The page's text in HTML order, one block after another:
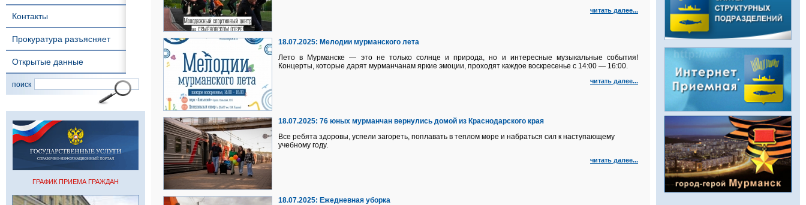
Контакты
Прокуратура разъясняет
Открытые данные
поиск
ГРАФИК ПРИЕМА ГРАЖДАН
читать далее...
18.07.2025: Мелодии мурманского лета
Лето в Мурманске — это не только солнце и природа, но и интересные музыкальные события!
Концерты, которые дарят мурманчанам яркие эмоции, проходят каждое воскресенье с 14:00 — 16:00.
читать далее...
18.07.2025: 76 юных мурманчан вернулись домой из Краснодарского края
Все ребята здоровы, успели загореть, поплавать в теплом море и набраться сил к наступающему
учебному году.
читать далее...
18.07.2025: Ежедневная уборка